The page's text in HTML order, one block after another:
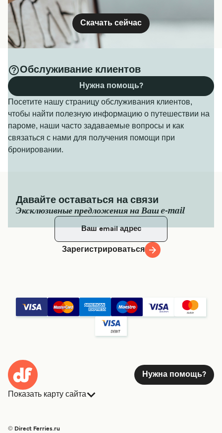
Скачать сейчас
Обслуживание клиентов
Посетите нашу страницу обслуживания клиентов,
чтобы найти полезную информацию о путешествии на
пароме, наши часто задаваемые вопросы и как
связаться с нами для получения помощи при
бронировании.
Нужна помощь?
Давайте оставаться на связи
Эксклюзивные предложения на Ваш e-mail
Зарегистрироваться
Нужна помощь?
Показать карту сайта
Страны
© Direct Ferries.ru